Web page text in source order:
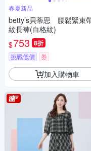
春夏新品
betty’s貝蒂思 腰鬆緊束
紋長褲(白格紋)
$753 8折
挑戰低價 券
加入購物車